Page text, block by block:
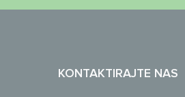
KONTAKTIRAJTE NAS